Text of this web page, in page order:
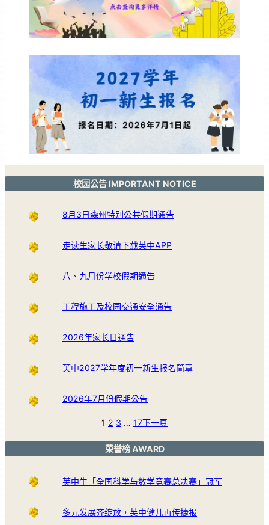
校园公告 IMPORTANT NOTICE
8月3日森州特别公共假期通告
走读生家长敬请下载芙中APP
八、九月份学校假期通告
工程施工及校园交通安全通告
2026年家长日通告
芙中2027学年度初一新生报名简章
2026年7月份假期公告
1 2 3 … 17下一頁
荣誉榜 AWARD
芙中生「全国科学与数学竞赛总决赛」冠军
多元发展齐绽放，芙中健儿再传捷报